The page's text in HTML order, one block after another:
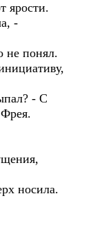
ярости.
-
не понял.
- С
носила.